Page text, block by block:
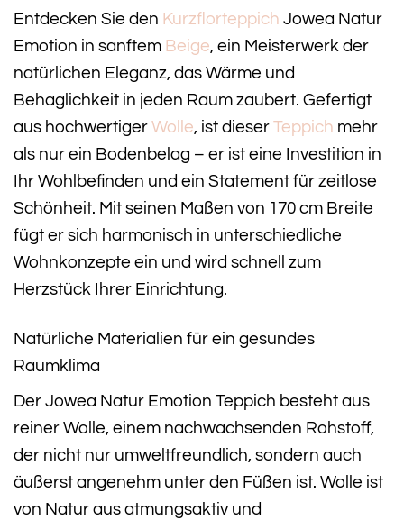
Entdecken Sie den Kurzflorteppich Jowea Natur
Emotion in sanftem Beige, ein Meisterwerk der
natürlichen Eleganz, das Wärme und
Behaglichkeit in jeden Raum zaubert. Gefertigt
aus hochwertiger Wolle, ist dieser Teppich mehr
als nur ein Bodenbelag – er ist eine Investition in
Ihr Wohlbefinden und ein Statement für zeitlose
Schönheit. Mit seinen Maßen von 170 cm Breite
fügt er sich harmonisch in unterschiedliche
Wohnkonzepte ein und wird schnell zum
Herzstück Ihrer Einrichtung.
Natürliche Materialien für ein gesundes
Raumklima
Der Jowea Natur Emotion Teppich besteht aus
reiner Wolle, einem nachwachsenden Rohstoff,
der nicht nur umweltfreundlich, sondern auch
äußerst angenehm unter den Füßen ist. Wolle ist
von Natur aus atmungsaktiv und